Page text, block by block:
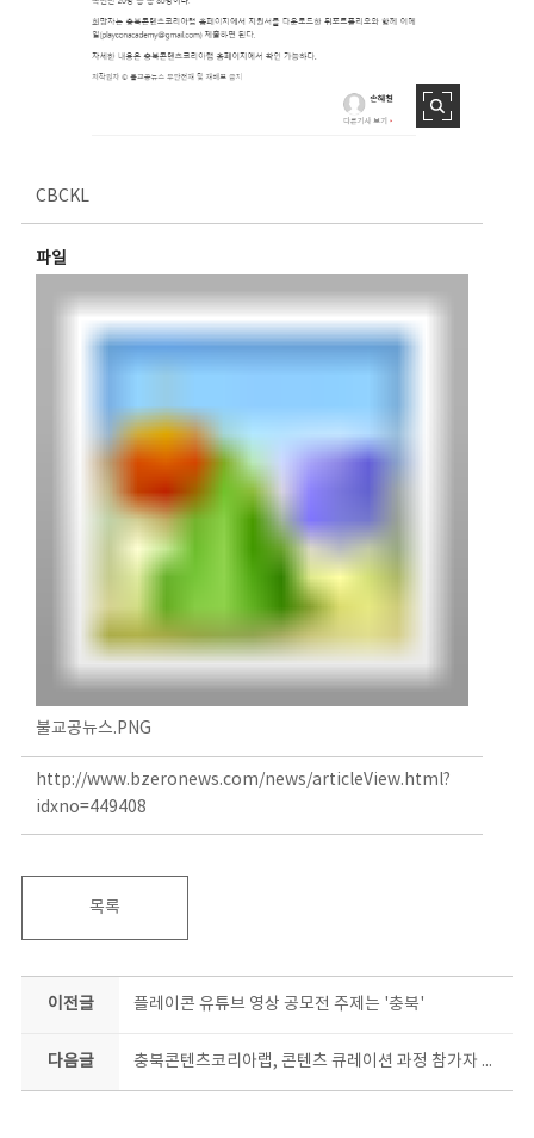
CBCKL
파일
불교공뉴스.PNG
http://www.bzeronews.com/news/articleView.html?
idxno=449408
목록
이전글 플레이콘 유튜브 영상 공모전 주제는 '충북'
다음글 충북콘텐츠코리아랩, 콘텐츠 큐레이션 과정 참가자 모집